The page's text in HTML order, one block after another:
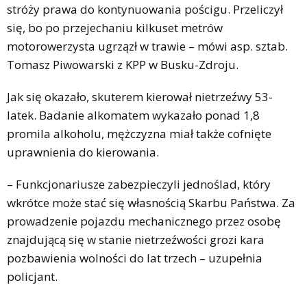
stróży prawa do kontynuowania pościgu. Przeliczył
się, bo po przejechaniu kilkuset metrów
motorowerzysta ugrzązł w trawie – mówi asp. sztab.
Tomasz Piwowarski z KPP w Busku-Zdroju.
Jak się okazało, skuterem kierował nietrzeźwy 53-
latek. Badanie alkomatem wykazało ponad 1,8
promila alkoholu, mężczyzna miał także cofnięte
uprawnienia do kierowania.
– Funkcjonariusze zabezpieczyli jednoślad, który
wkrótce może stać się własnością Skarbu Państwa. Za
prowadzenie pojazdu mechanicznego przez osobę
znajdującą się w stanie nietrzeźwości grozi kara
pozbawienia wolności do lat trzech – uzupełnia
policjant.